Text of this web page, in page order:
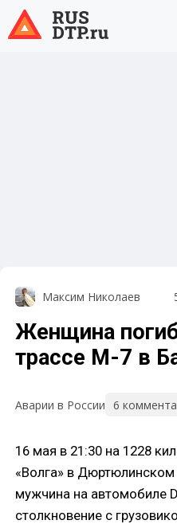
Максим Николаев
Женщина
трассе М-7 в
Аварии в России 6
16 мая в 21:30 на 1228
«Волга» в Дюртюлинском
мужчина на автомобиле
столкновение с